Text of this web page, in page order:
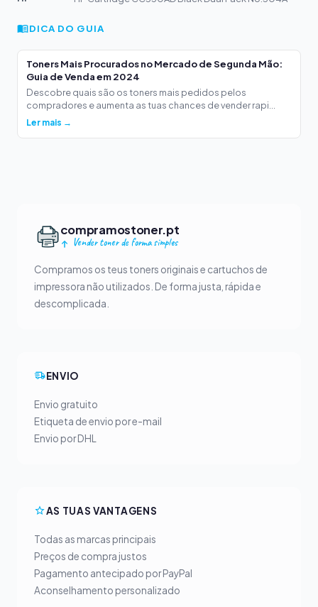
DICA DO GUIA
Toners Mais Procurados no Mercado de Segunda Mão:
Guia de Venda em 2024
Descobre quais são os toners mais pedidos pelos
compradores e aumenta as tuas chances de vender rapi...
Ler mais →
compramostoner.pt
Vender toner de forma simples
Compramos os teus toners originais e cartuchos de
impressora não utilizados. De forma justa, rápida e
descomplicada.
ENVIO
Envio gratuito
Etiqueta de envio por e-mail
Envio por DHL
AS TUAS VANTAGENS
Todas as marcas principais
Preços de compra justos
Pagamento antecipado por PayPal
Aconselhamento personalizado